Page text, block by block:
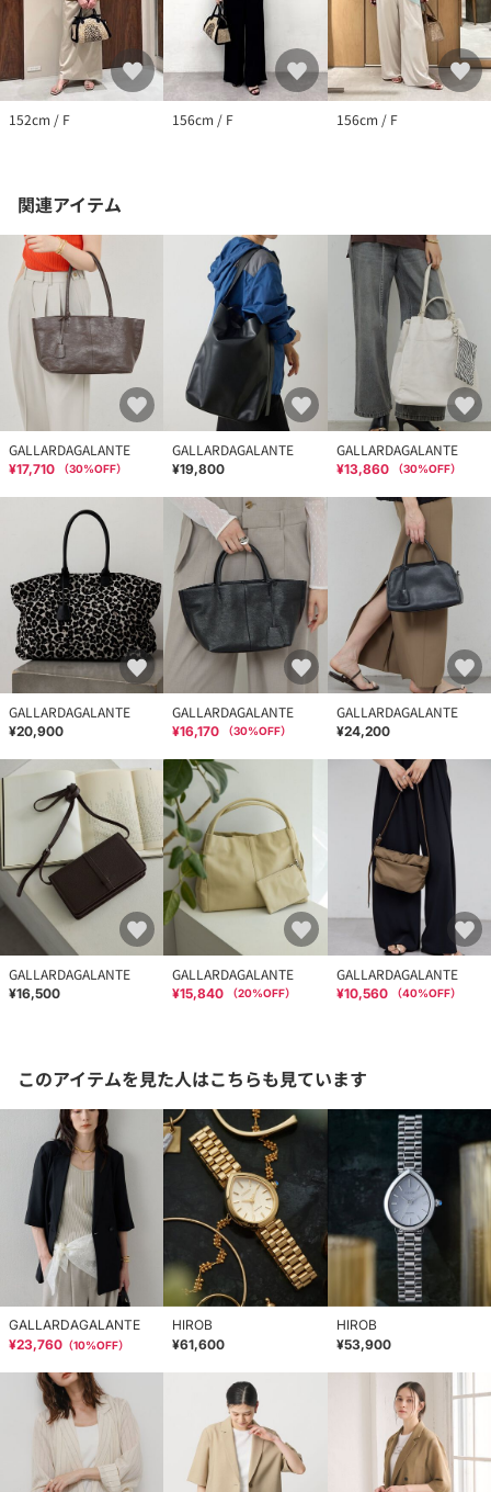
152cm / F 156cm / F 156cm / F
関連アイテム
GALLARDAGALANTE
¥17,710 （30%OFF）
GALLARDAGALANTE
¥19,800
GALLARDAGALANTE
¥13,860 （30%OFF）
GALLARDAGALANTE
¥20,900
GALLARDAGALANTE
¥16,170 （30%OFF）
GALLARDAGALANTE
¥24,200
GALLARDAGALANTE
¥16,500
GALLARDAGALANTE
¥15,840 （20%OFF）
GALLARDAGALANTE
¥10,560 （40%OFF）